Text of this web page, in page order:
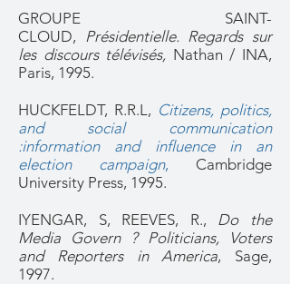
GROUPE SAINT-
CLOUD, Présidentielle. Regards sur
les discours télévisés, Nathan / INA,
Paris, 1995.
HUCKFELDT, R.R.L, Citizens, politics,
and social communication
:information and influence in an
election campaign, Cambridge
University Press, 1995.
IYENGAR, S, REEVES, R., Do the
Media Govern ? Politicians, Voters
and Reporters in America, Sage,
1997.